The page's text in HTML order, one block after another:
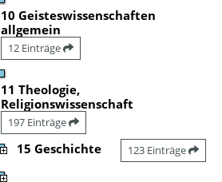
10 Geisteswissenschaften
allgemein
12 Einträge
11 Theologie,
Religionswissenschaft
197 Einträge
15 Geschichte 123 Einträge